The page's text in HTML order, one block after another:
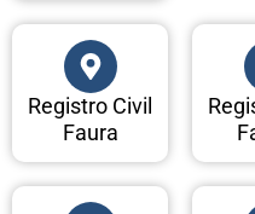
Registro Civil
Faura